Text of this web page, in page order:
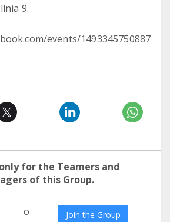
9.
events/1493345750887
for the Teamers and
of this Group.
o Join the Group